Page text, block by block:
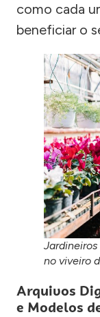
como cada
beneficiar o
no viveiro
Arquivos
e Modelos